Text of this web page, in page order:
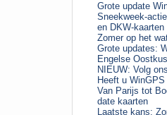
Grote update
Sneekweek-
en DKW-kaarten
Zomer op het
Grote updates:
Engelse
NIEUW: Volg
Heeft u
Van Parijs tot
date kaarten
Laatste kans: